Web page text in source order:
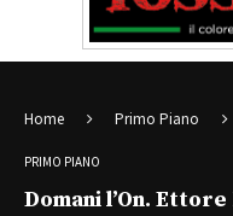
Home Primo Piano
PRIMO PIANO
Domani l’On.